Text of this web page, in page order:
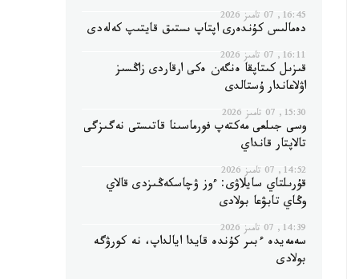
16:45, 07 تامىز 2026
دەمالىس كۇندەرى اپتاپ ىستىق قايتىپ كەلەدى
16:11, 07 تامىز 2026
قىزىل كىتاپقا ەنگەن ەكى ارقاردى زاڭسىز
اۋلاعاندار ۇستالدى
15:30, 07 تامىز 2026
وسى جىلعى مەكتەپ فورماسىنا قاتىستى نەگىزگى
تالاپتار قانداي
14:52, 07 تامىز 2026
قۇرىلتاي سايلاۋى: ءوز ۋچاسكەڭىزدى قالاي
وڭاي تابۋعا بولادى
14:39, 07 تامىز 2026
سەمەيدە ءبىر كۇندە قايدا ايالداپ، نە كورۋگە
بولادى